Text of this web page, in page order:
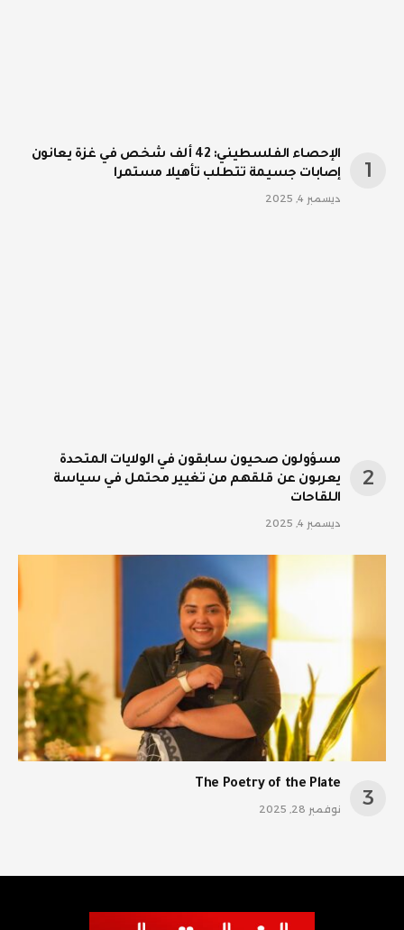
الإحصاء الفلسطيني: 42 ألف شخص في غزة يعانون
إصابات جسيمة تتطلب تأهيلا مستمرا
ديسمبر 4, 2025
مسؤولون صحيون سابقون في الولايات المتحدة
يعربون عن قلقهم من تغيير محتمل في سياسة
اللقاحات
ديسمبر 4, 2025
The Poetry of the Plate
نوفمبر 28, 2025